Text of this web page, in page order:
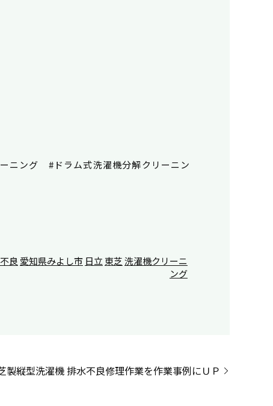
ング #ドラム式洗濯機分解クリーニン
良 愛知県みよし市 日立東芝洗濯機クリーニ
ング
製縦型洗濯機 排水不良修理作業を作業事例にＵＰ